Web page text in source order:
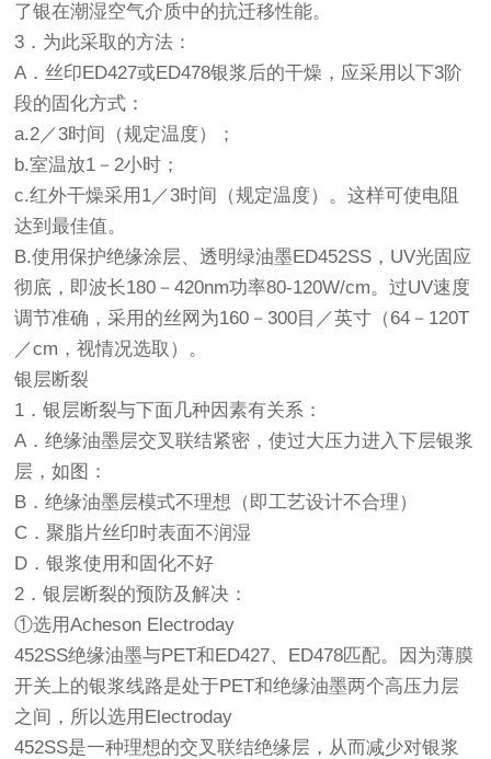
了银在潮湿空气介质中的抗迁移性能。
3．为此采取的方法：
A．丝印ED427或ED478银浆后的干燥，应采用以下3阶
段的固化方式：
a.2／3时间（规定温度）；
b.室温放1－2小时；
c.红外干燥采用1／3时间（规定温度）。这样可使电阻
达到最佳值。
B.使用保护绝缘涂层、透明绿油墨ED452SS，UV光固应
彻底，即波长180－420nm功率80-120W/cm。过UV速度
调节准确，采用的丝网为160－300目／英寸（64－120T
／cm，视情况选取）。
银层断裂
1．银层断裂与下面几种因素有关系：
A．绝缘油墨层交叉联结紧密，使过大压力进入下层银浆
层，如图：
B．绝缘油墨层模式不理想（即工艺设计不合理）
C．聚脂片丝印时表面不润湿
D．银浆使用和固化不好
2．银层断裂的预防及解决：
①选用Acheson Electroday
452SS绝缘油墨与PET和ED427、ED478匹配。因为薄膜
开关上的银浆线路是处于PET和绝缘油墨两个高压力层
之间，所以选用Electroday
452SS是一种理想的交叉联结绝缘层，从而减少对银浆